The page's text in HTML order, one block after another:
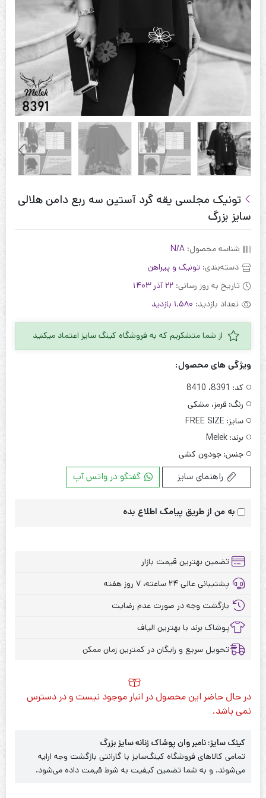
تونیک مجلسی یقه گرد آستین سه ربع دامن هلالی
سایز بزرگ
شناسه محصول: N/A
دسته‌بندی: تونیک و پیراهن
تاریخ به روز رسانی: 22 آذر 1403
تعداد بازدید: 1,580 بازدید
از شما متشکریم که به فروشگاه کینگ سایز اعتماد میکنید
ویژگی های محصول:
کد: 8391، 8410
رنگ: قرمز، مشکی
سایز: FREE SIZE
برند: Melek
جنس: جودون کشی
راهنمای سایز گفتگو در واتس آپ
به من از طریق پیامک اطلاع بده
تضمین بهترین قیمت بازار
پشتیبانی عالی ۲۴ ساعته، ۷ روز هفته
بازگشت وجه در صورت عدم رضایت
پوشاک برند با بهترین الیاف
تحویل سریع و رایگان در کمترین زمان ممکن
در حال حاضر این محصول در انبار موجود نیست و در دسترس
نمی باشد.
کینک سایز: نامبر وان پوشاک زنانه سایز بزرگ
تمامی کالاهای فروشگاه کینگ‌سایز با گارانتی بازگشت وجه ارایه
می‌شوند. و به شما تضمین کیفیت به شرط قیمت داده می‌شود.